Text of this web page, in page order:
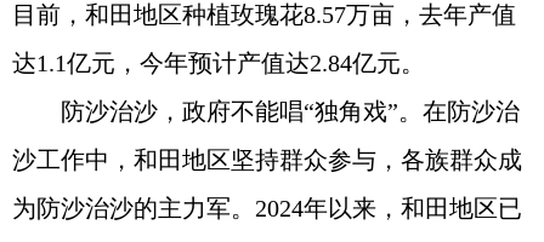
目前，和田地区种植玫瑰花8.57万亩，去年产值
达1.1亿元，今年预计产值达2.84亿元。
防沙治沙，政府不能唱“独角戏”。在防沙治
沙工作中，和田地区坚持群众参与，各族群众成
为防沙治沙的主力军。2024年以来，和田地区已